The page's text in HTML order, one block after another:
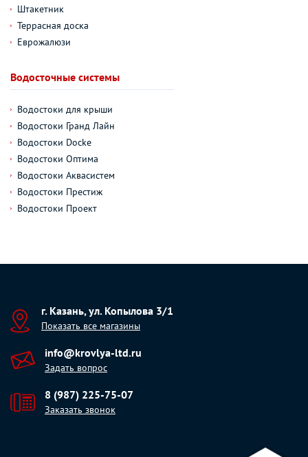
Штакетник
Террасная доска
Еврожалюзи
Водосточные системы
Водостоки для крыши
Водостоки Гранд Лайн
Водостоки Docke
Водостоки Оптима
Водостоки Аквасистем
Водостоки Престиж
Водостоки Проект
г. Казань, ул. Копылова 3/1
Показать все магазины
info@krovlya-ltd.ru
Задать вопрос
8 (987) 225-75-07
Заказать звонок